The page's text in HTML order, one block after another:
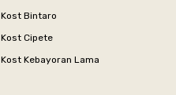
Kost Bintaro
Kost Cipete
Kost Kebayoran Lama